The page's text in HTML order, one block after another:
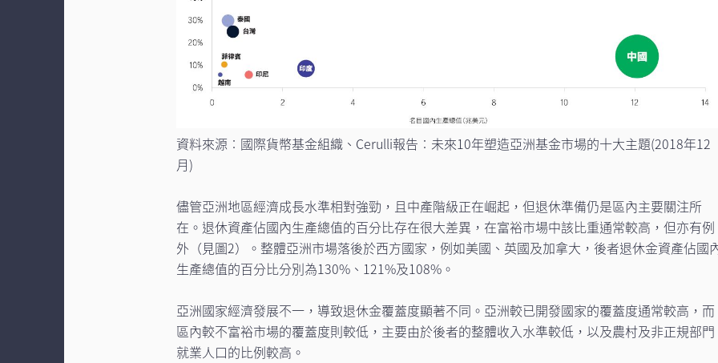
資料來源︰國際貨幣基金組織、Cerulli報告︰未來10年塑造亞洲基金市場的十大主題(2018年12
月)
儘管亞洲地區經濟成長水準相對強勁，且中產階級正在崛起，但退休準備仍是區內主要關注所
在。退休資產佔國內生產總值的百分比存在很大差異，在富裕市場中該比重通常較高，但亦有例
外（見圖2）。整體亞洲市場落後於西方國家，例如美國、英國及加拿大，後者退休金資產佔國
生產總值的百分比分別為130%、121%及108%。
亞洲國家經濟發展不一，導致退休金覆蓋度顯著不同。亞洲較已開發國家的覆蓋度通常較高，而
區內較不富裕市場的覆蓋度則較低，主要由於後者的整體收入水準較低，以及農村及非正規部門
就業人口的比例較高。